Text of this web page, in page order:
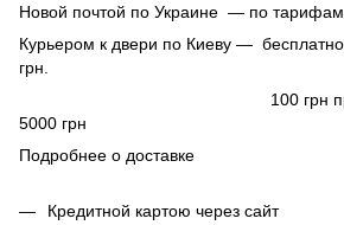
Новой почтой по Украине — по тарифам
Курьером к двери по Киеву — бесплатно
грн.
100 грн при
5000 грн
Подробнее о доставке
Кредитной картою через сайт